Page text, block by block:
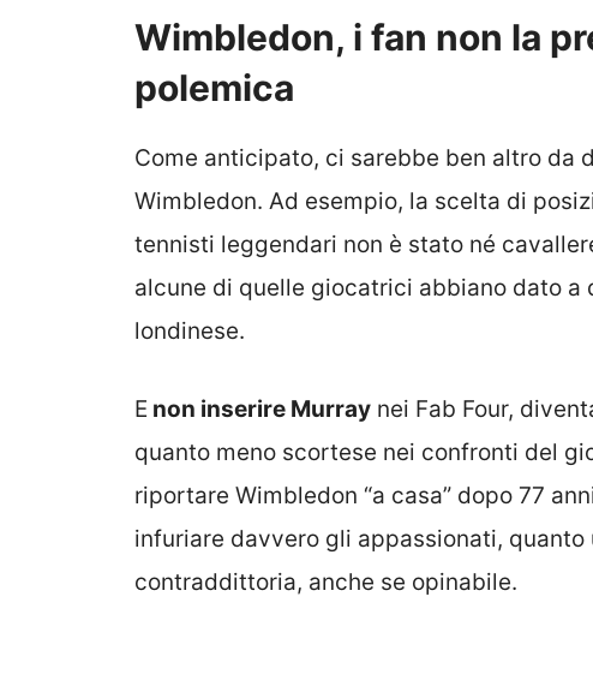
Wimbledon, i fan non la
polemica
Come anticipato, ci sarebbe ben altro da
Wimbledon. Ad esempio, la scelta di
tennisti leggendari non è stato né
alcune di quelle giocatrici abbiano dato a
londinese.
E non inserire Murray nei Fab Four,
quanto meno scortese nei confronti del
riportare Wimbledon “a casa” dopo 77
infuriare davvero gli appassionati,
contraddittoria, anche se opinabile.